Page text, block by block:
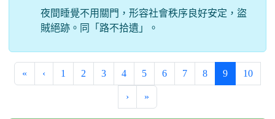
夜間睡覺不用關門，形容社會秩序良好安定，盜
賊絕跡。同「路不拾遺」。
« ‹ 1 2 3 4 5 6 7 8 9(current)
10
› »